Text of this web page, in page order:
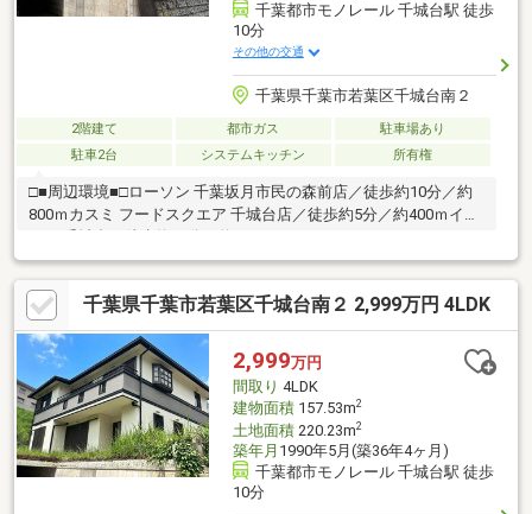
千葉都市モノレール 千城台駅 徒歩
10分
その他の交通
千葉県千葉市若葉区千城台南２
2階建て 都市ガス
駐車場あり
駐車2台
システムキッチン 所有権
□■周辺環境■□ローソン 千葉坂月市民の森前店／徒歩約10分／約
800ｍカスミ フードスクエア 千城台店／徒歩約5分／約400ｍイコ
／徒歩約3分／約230ｍ千城台みらい小学校／徒歩約9分／約650ｍ
千城台南中学校／徒歩約4分／約290ｍ千葉千城台東郵便局／徒歩
約5分／約400ｍ□■交通■□千葉都市モノレール「千城台」駅 徒
歩約10分京成バス「南四丁目カスミ前」停 徒歩約4分■■■【ご内
覧・ご来店 ご希望のお客様へ】■■■ご来店・ご案内可能です！
ご希望のお日にちをお気軽にご連絡下さい♪
千葉県千葉市若葉区千城台南２ 2,999万円 4LDK
2,999万円
間取り 4LDK
建物面積157.53m2
土地面積220.23m2
築年月 1990年5月(築36年4ヶ月)
千葉都市モノレール 千城台駅 徒歩
10分